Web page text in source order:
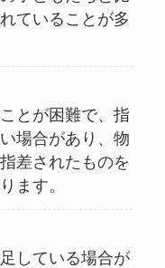
ていることが多
とが困難で、指
場合があり、物
差されたものを
ます。
している場合が